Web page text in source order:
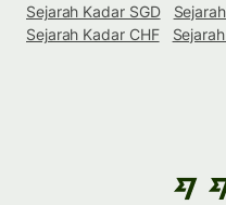
Sejarah Kadar SGD
Sejarah Kadar CHF